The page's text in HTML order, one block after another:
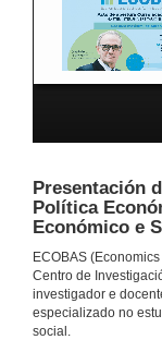
Presentación
Política
Económico e
ECOBAS
Centro de
investigador e
especializado no
social.